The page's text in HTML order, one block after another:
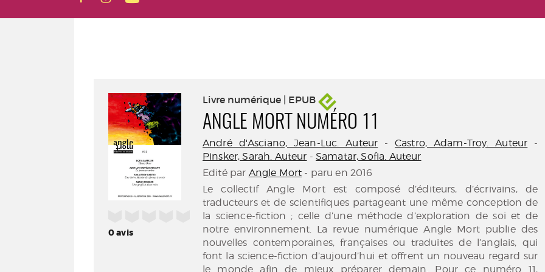
0avis
Livre numérique | EPUB
ANGLE MORT NUMÉRO 11
André d'Asciano, Jean-Luc. Auteur - Castro, Adam-Troy. Auteur -
Pinsker, Sarah. Auteur -Samatar, Sofia. Auteur
Edité par Angle Mort - paru en 2016
Le collectif Angle Mort est composé d’éditeurs, d’écrivains, de
traducteurs et de scientifiques partageant une même conception de
la science-fiction ; celle d’une méthode d’exploration de soi et de
notre environnement. La revue numérique Angle Mort publie des
nouvelles contemporaines, françaises ou traduites de l’anglais, qui
font la science-fiction d’aujourd’hui et offrent un nouveau regard sur
le monde afin de mieux préparer demain. Pour ce numéro 11,